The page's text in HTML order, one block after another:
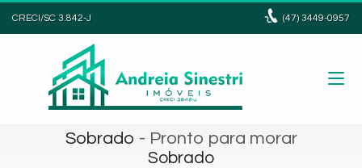
CRECI/SC 3.842-J (47)3449-0957
Sobrado - Pronto para morar
Sobrado